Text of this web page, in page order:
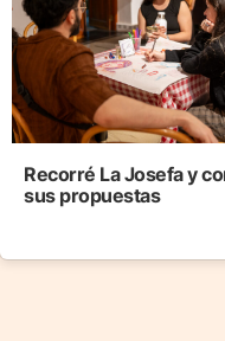
Recorré La Josefa y
sus propuestas